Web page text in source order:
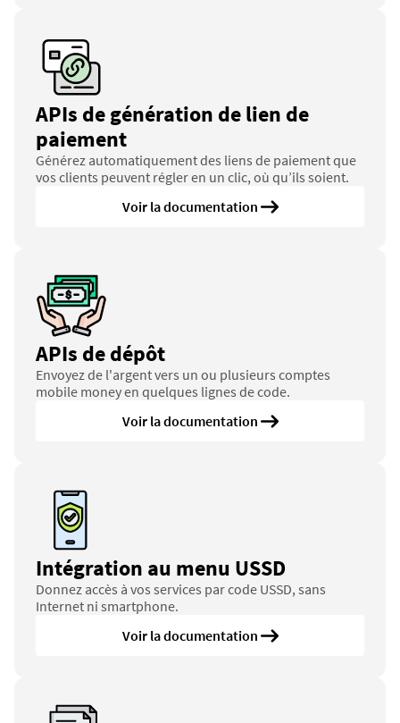
APIs de génération de lien de
paiement
Générez automatiquement des liens de paiement que
vos clients peuvent régler en un clic, où qu’ils soient.
Voir la documentation
APIs de dépôt
Envoyez de l'argent vers un ou plusieurs comptes
mobile money en quelques lignes de code.
Voir la documentation
Intégration au menu USSD
Donnez accès à vos services par code USSD, sans
Internet ni smartphone.
Voir la documentation